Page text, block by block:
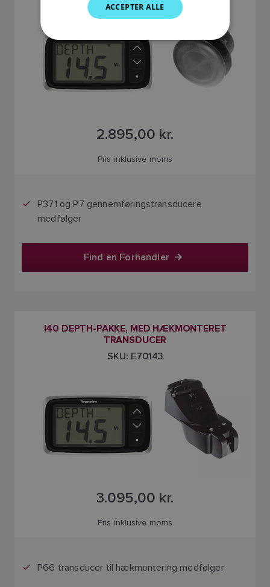
2.895,00 kr.
Pris inklusive moms
P371 og P7 gennemføringstransducere
medfølger
Find en Forhandler
I40 DEPTH-PAKKE, MED HÆKMONTERET
TRANSDUCER
SKU: E70143
3.095,00 kr.
Pris inklusive moms
P66 transducer til hækmontering medfølger
DUTCH
NORWEGIAN
FINNISH
ACCEPTER ALLE